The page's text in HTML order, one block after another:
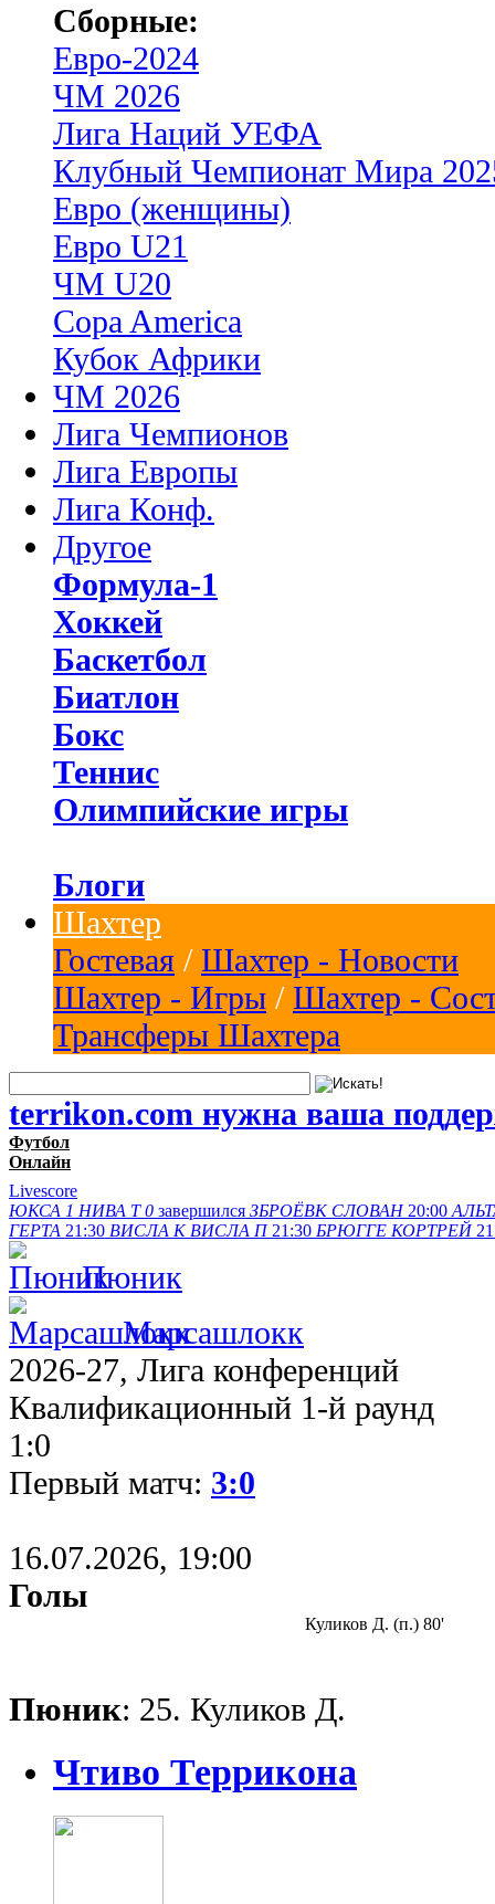
Сборные:
Евро-2024
ЧМ 2026
Лига Наций УЕФА
Клубный Чемпионат Мира
Евро (женщины)
Евро U21
ЧМ U20
Copa America
Кубок Африки
ЧМ 2026
Лига Чемпионов
Лига Европы
Лига Конф.
Другое
Формула-1
Хоккей
Баскетбол
Биатлон
Бокс
Теннис
Олимпийские игры
Блоги
Шахтер
Гостевая / Шахтер - Новости
Шахтер - Игры / Шахтер -
Трансферы Шахтера
terrikon.com нужна ваша
Футбол
Онлайн
Livescore
ЮКСА 1 НИВА Т 0 завершился ЗБРОЁВК СЛОВАН 20:00
ГЕРТА 21:30 ВИСЛА K ВИСЛА П 21:30 БРЮГГЕ КОРТРЕЙ
Пюник
Марсашлокк
2026-27, Лига конференций
Квалификационный 1-й раунд
1:0
Первый матч: 3:0
16.07.2026, 19:00
Голы
Куликов Д. (п.) 80'
Пюник: 25. Куликов Д.
Чтиво Террикона